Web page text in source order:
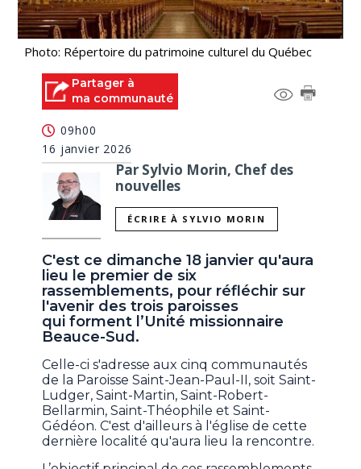
Photo: Répertoire du patrimoine culturel du Québec
Partager à
ma communauté
09h00
16 janvier 2026
Par Sylvio Morin, Chef des
nouvelles
ÉCRIRE À SYLVIO MORIN
C'est ce dimanche 18 janvier qu'aura
lieu le premier de six
rassemblements, pour réfléchir sur
l'avenir des trois paroisses
qui forment l’Unité missionnaire
Beauce-Sud.
Celle-ci s'adresse aux cinq communautés
de la Paroisse Saint-Jean-Paul-II, soit Saint-
Ludger, Saint-Martin, Saint-Robert-
Bellarmin, Saint-Théophile et Saint-
Gédéon. C'est d'ailleurs à l'église de cette
dernière localité qu'aura lieu la rencontre.